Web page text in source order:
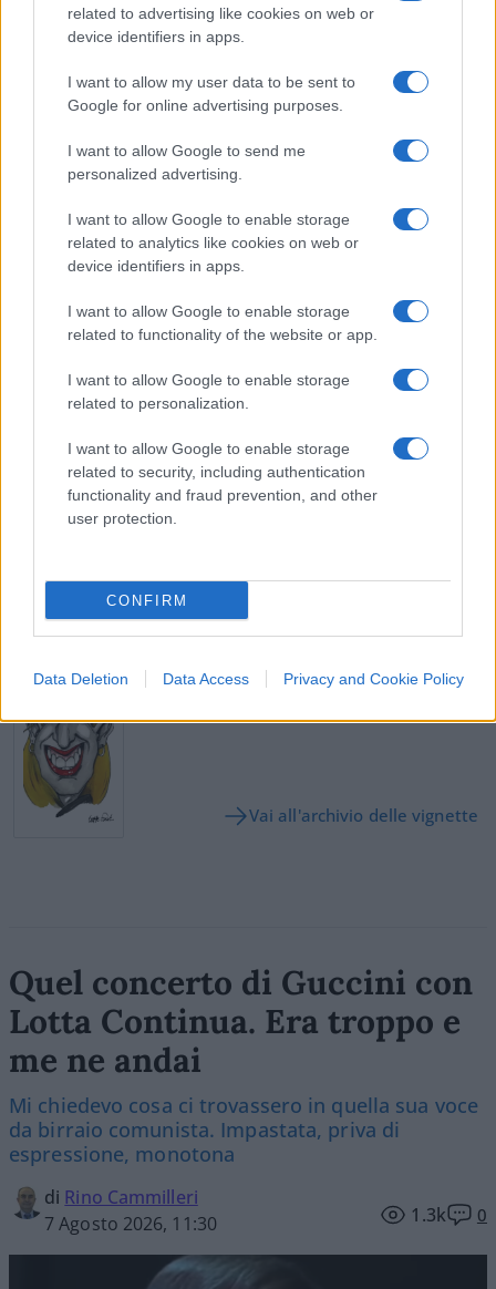
related to advertising like cookies on web or
device identifiers in apps.
I want to allow my user data to be sent to
Google for online advertising purposes.
I want to allow Google to send me
personalized advertising.
I want to allow Google to enable storage
related to analytics like cookies on web or
device identifiers in apps.
I want to allow Google to enable storage
related to functionality of the website or app.
I want to allow Google to enable storage
related to personalization.
I want to allow Google to enable storage
related to security, including authentication
functionality and fraud prevention, and other
user protection.
CONFIRM
Data Deletion Data Access Privacy and Cookie Policy
dall’artista italo-albanese Avni Delvina presso il
Teatro Nazionale. Da diversi mesi questa struttura
storica è in pericolo perché il governo e il comune
di Tirana vogliono raderla al suolo per lasciare
che potrebbe
portare alla costruzione di un nuovo grattacielo.
intellettuali si è opposta istituendo
un’associazione per la protezione del teatro
pacificamente la struttura e promuovendo diverse
attività teatrali e non solo.
#ALBANIA #REPORTAGE
Pagina
Precedente
PAGINA
SUCCESSIVA
SEDUTE SATIRICHE
Vai all'archivio delle vignette
Quel concerto di Guccini con
Lotta Continua. Era troppo e
me ne andai
Mi chiedevo cosa ci trovassero in quella sua voce
da birraio comunista. Impastata, priva di
espressione, monotona
di Rino Cammilleri
7 Agosto 2026, 11:30
1.3k 0